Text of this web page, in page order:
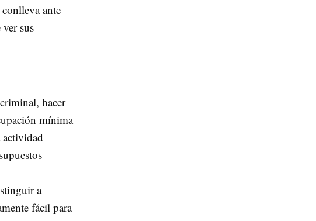
ante
sus
hacer
mínima
a
fácil para